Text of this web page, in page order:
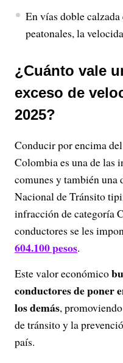
En vías doble calzada
peatonales, la
¿Cuánto vale
exceso de
2025?
Conducir por encima
Colombia es una de las
comunes y también una
Nacional de Tránsito
infracción de categoría
conductores se les
604.100 pesos.
Este valor económico
conductores de poner
los demás,
de tránsito y la
país.